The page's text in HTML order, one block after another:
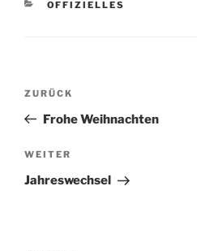
KATEGORIEN
OFFIZIELLES
Beitragsnavigation
Vorheriger
Beitrag
ZURÜCK
Frohe Weihnachten
Nächster
Beitrag
WEITER
Jahreswechsel